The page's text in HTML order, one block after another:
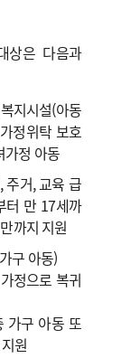
상은 다음과
지시설(아동
정위탁 보호
가정 아동
주거, 교육 급
터 만 17세까
까지 지원
구 아동)
정으로 복귀
가구 아동 또
원